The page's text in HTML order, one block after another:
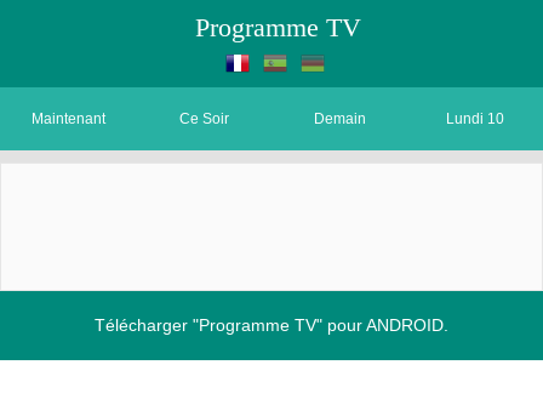
Programme TV
Maintenant Ce Soir Demain Lundi 10
Télécharger "Programme TV" pour ANDROID.